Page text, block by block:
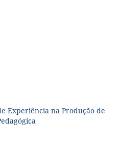
Experiência na Produção de